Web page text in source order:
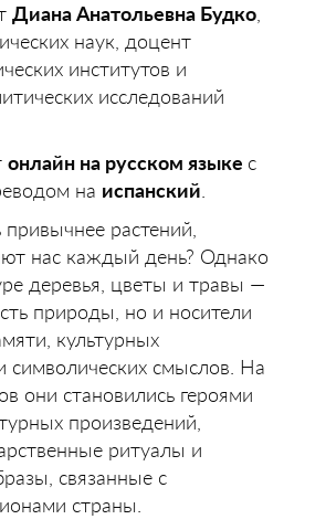
Диана Анатольевна Будко
наук, доцент
институтов и
исследований
онлайн на русском языке с
на испанский
растений,
нас каждый день? Однако
деревья, цветы и травы —
природы, но и носители
культурных
символических смыслов. На
они становились героями
произведений,
ритуалы и
связанные с
страны.